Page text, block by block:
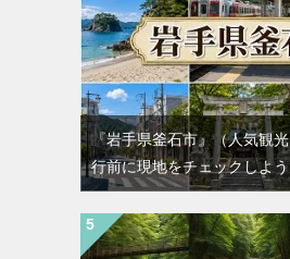
『岩手県釜石市』（人気観
行前に現地をチェックしよう